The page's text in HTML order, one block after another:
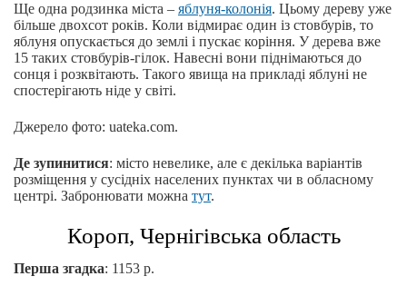
Ще одна родзинка міста – яблуня-колонія. Цьому дереву уже
більше двохсот років. Коли відмирає один із стовбурів, то
яблуня опускається до землі і пускає коріння. У дерева вже
15 таких стовбурів-гілок. Навесні вони піднімаються до
сонця і розквітають. Такого явища на прикладі яблуні не
спостерігають ніде у світі.
Джерело фото: uateka.com.
Де зупинитися: місто невелике, але є декілька варіантів
розміщення у сусідніх населених пунктах чи в обласному
центрі. Забронювати можна тут.
Короп, Чернігівська область
Перша згадка: 1153 р.